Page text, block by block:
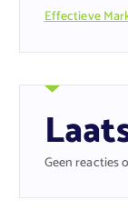
Effectieve
Geen reacties